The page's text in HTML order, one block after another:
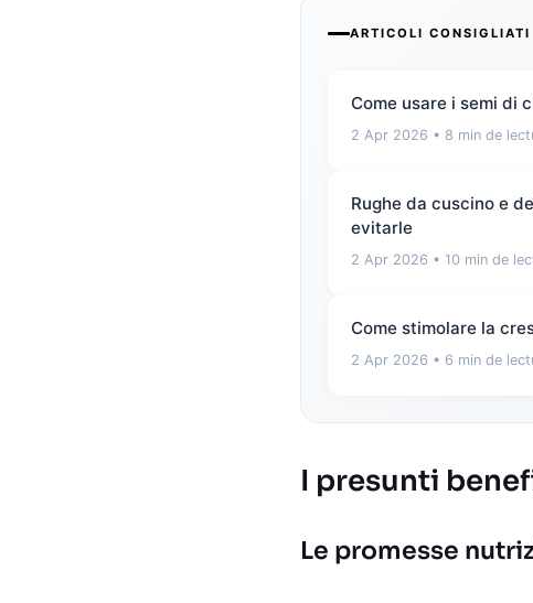
ARTICOLI CONSIGLIATI
Come usare i semi di
2 Apr 2026 • 8 min de
Rughe da cuscino e
evitarle
2 Apr 2026 • 10 min de
Come stimolare la
2 Apr 2026 • 6 min de
I presunti
Le promesse